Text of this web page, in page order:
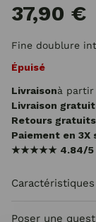
37,90 €
Fine doublure
Épuisé
Livraisonà partir
Livraison
Retours gratuits
Paiement en 3X
★★★★★ 4.84/5
Caractéristiques
Poser une